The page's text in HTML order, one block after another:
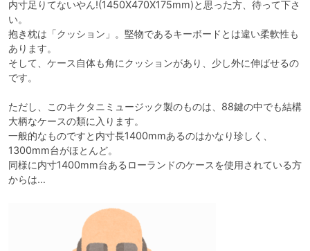
内寸足りてないやん!(1450X470X175mm)と思った方、待って下さ
い。
抱き枕は「クッション」。堅物であるキーボードとは違い柔軟性も
あります。
そして、ケース自体も角にクッションがあり、少し外に伸ばせるの
です。
ただし、このキクタニミュージック製のものは、88鍵の中でも結構
大柄なケースの類に入ります。
一般的なものですと内寸長1400mmあるのはかなり珍しく、
1300mm台がほとんど。
同様に内寸1400mm台あるローランドのケースを使用されている方
からは…